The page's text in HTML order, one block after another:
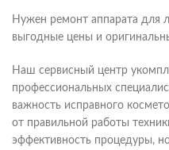
Нужен ремонт аппарата для
выгодные цены и
Наш сервисный центр
профессиональных
важность исправного
от правильной работы
эффективность процедуры,